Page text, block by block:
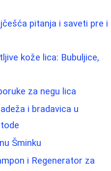
pitanja i saveti pre i
kože lica: Bubuljice,
za negu lica
i bradavica u
Šminku
i Regenerator za